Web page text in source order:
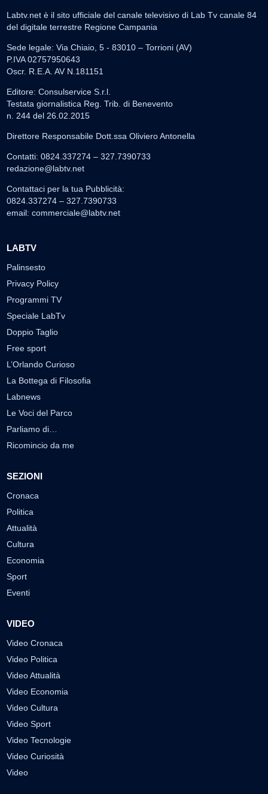
Labtv.net è il sito ufficiale del canale televisivo di Lab Tv canale 84
del digitale terrestre Regione Campania
Sede legale: Via Chiaio, 5 - 83010 – Torrioni (AV)
P.IVA 02757950643
Oscr. R.E.A. AV N.181151
Editore: Consulservice S.r.l.
Testata giornalistica Reg. Trib. di Benevento
n. 244 del 26.02.2015
Direttore Responsabile Dott.ssa Oliviero Antonella
Contatti: 0824.337274 – 327.7390733
redazione@labtv.net
Contattaci per la tua Pubblicità:
0824.337274 – 327.7390733
email: commerciale@labtv.net
LABTV
Palinsesto
Privacy Policy
Programmi TV
Speciale LabTv
Doppio Taglio
Free sport
L’Orlando Curioso
La Bottega di Filosofia
Labnews
Le Voci del Parco
Parliamo di…
Ricomincio da me
SEZIONI
Cronaca
Politica
Attualità
Cultura
Economia
Sport
Eventi
VIDEO
Video Cronaca
Video Politica
Video Attualità
Video Economia
Video Cultura
Video Sport
Video Tecnologie
Video Curiosità
Video